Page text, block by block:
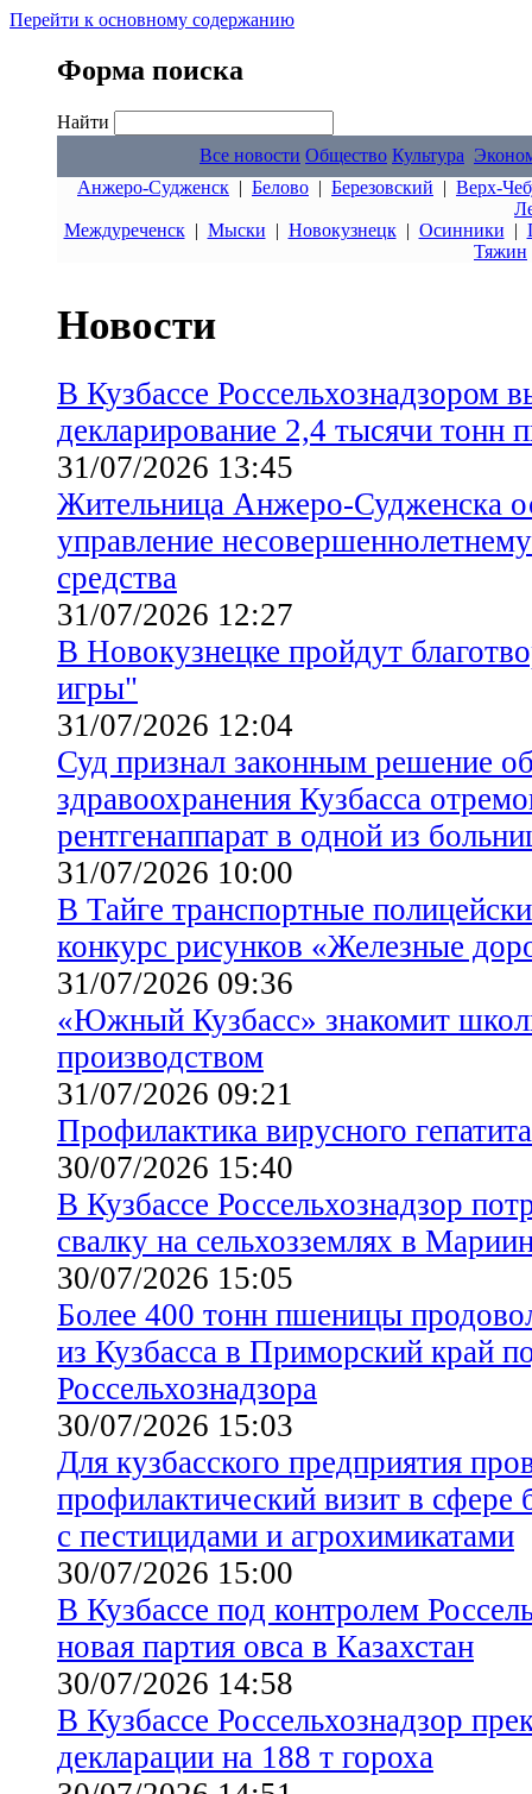
Перейти к основному содержанию
Форма поиска
Найти
Все новости Общество Культура
Анжеро-Судженск | Белово | Березовский | Верх-
Междуреченск| Мыски | Новокузнецк| Осинники |
Тяжин
Новости
В Кузбассе Россельхознадзором
декларирование 2,4 тысячи тонн
31/07/2026 13:45
Жительница Анжеро-Судженска
управление
средства
31/07/2026 12:27
В Новокузнецке пройдут
игры"
31/07/2026 12:04
Суд признал законным решение
здравоохранения Кузбасса
рентгенаппарат в одной из
31/07/2026 10:00
В Тайге транспортные
конкурс рисунков «Железные
31/07/2026 09:36
«Южный Кузбасс» знакомит
производством
31/07/2026 09:21
Профилактика вирусного гепатита
30/07/2026 15:40
В Кузбассе Россельхознадзор
свалку на сельхозземлях в
30/07/2026 15:05
Более 400 тонн пшеницы
из Кузбасса в Приморский край
Россельхознадзора
30/07/2026 15:03
Для кузбасского предприятия
профилактический визит в сфере
с пестицидами и агрохимикатами
30/07/2026 15:00
В Кузбассе под контролем
новая партия овса в Казахстан
30/07/2026 14:58
В Кузбассе Россельхознадзор
декларации на 188 т гороха